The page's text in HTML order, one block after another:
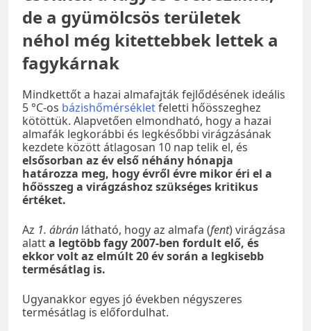
de a gyümölcsös területek
néhol még kitettebbek lettek a
fagykárnak
Mindkettőt a hazai almafajták fejlődésének ideális
5 °C-os bázishőmérsékletfeletti hőösszeghez
kötöttük. Alapvetően elmondható, hogy a hazai
almafák legkorábbi és legkésőbbi virágzásának
kezdete között átlagosan 10 nap telik el, és
elsősorban az év első néhány hónapja
határozza meg, hogy évről évre mikor éri el a
hőösszeg a virágzáshoz szükséges kritikus
értéket.
Az 1. ábrán látható, hogy az almafa (fent) virágzása
alatta legtöbb fagy 2007-ben fordult elő, és
ekkor volt az elmúlt 20 év során a legkisebb
termésátlag is.
Ugyanakkor egyes jó években négyszeres
termésátlag is előfordulhat.